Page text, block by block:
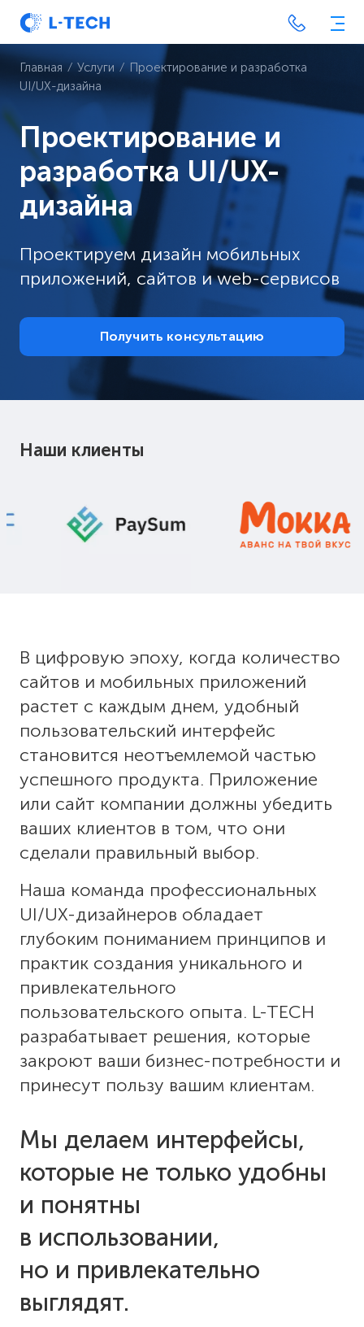
Главная ⁄ Услуги ⁄ Проектирование и разработка
UI/UX-дизайна
Проектирование и
разработка UI/UX-
дизайна
Проектируем дизайн мобильных
приложений, сайтов и web-сервисов
Получить консультацию
Наши клиенты
В цифровую эпоху, когда количество
сайтов и мобильных приложений
растет с каждым днем, удобный
пользовательский интерфейс
становится неотъемлемой частью
успешного продукта. Приложение
или сайт компании должны убедить
ваших клиентов в том, что они
сделали правильный выбор.
Наша команда профессиональных
UI/UX-дизайнеров обладает
глубоким пониманием принципов и
практик создания уникального и
привлекательного
пользовательского опыта. L-TECH
разрабатывает решения, которые
закроют ваши бизнес-потребности и
принесут пользу вашим клиентам.
Мы делаем интерфейсы,
которые не только удобны
и понятны
в использовании,
но и привлекательно
выглядят.